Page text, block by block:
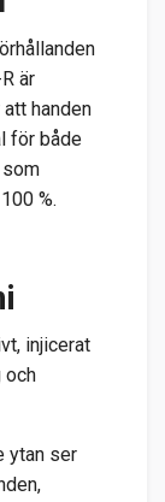
är
handen
för både
%.
injicerat
och
ytan ser